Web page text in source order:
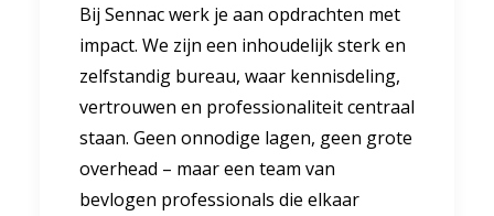
Bij Sennac werk je aan opdrachten met
impact. We zijn een inhoudelijk sterk en
zelfstandig bureau, waar kennisdeling,
vertrouwen en professionaliteit centraal
staan. Geen onnodige lagen, geen grote
overhead – maar een team van
bevlogen professionals die elkaar